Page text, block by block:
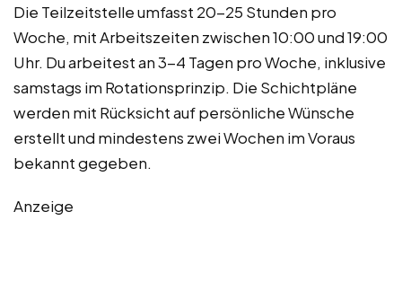
Die Teilzeitstelle umfasst 20-25 Stunden pro
Woche, mit Arbeitszeiten zwischen 10:00 und 19:00
Uhr. Du arbeitest an 3-4 Tagen pro Woche, inklusive
samstags im Rotationsprinzip. Die Schichtpläne
werden mit Rücksicht auf persönliche Wünsche
erstellt und mindestens zwei Wochen im Voraus
bekannt gegeben.
Anzeige